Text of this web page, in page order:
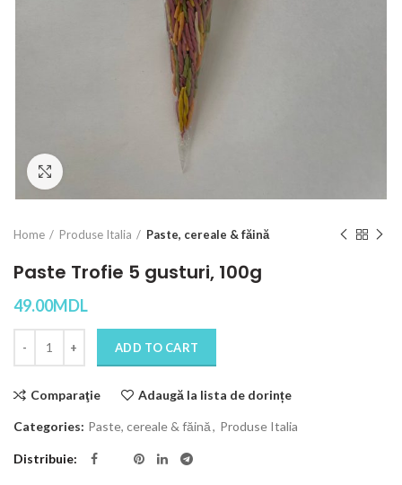
Home Produse Italia Paste, cereale & făină
Paste Trofie 5 gusturi, 100g
49.00MDL
ADD TO CART
Comparaţie Adaugă la lista de dorințe
Categories: Paste, cereale & făină, Produse Italia
Distribuie